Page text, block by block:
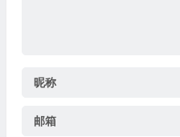
昵称
邮箱